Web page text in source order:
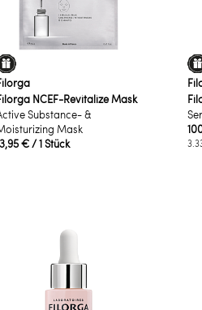
NCEF-Revitalize Mask
Substance- &
Mask
€/ 1 Stück